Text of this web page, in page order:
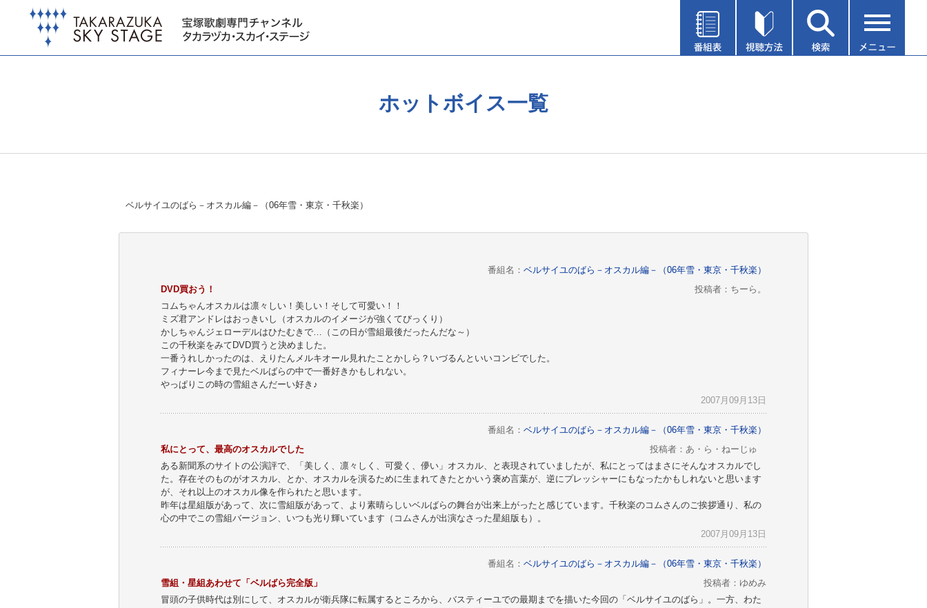
ホットボイス一覧
ベルサイユのばら－オスカル編－（06年雪・東京・千秋楽）
番組名： ベルサイユのばら－オスカル編－（06年雪・東京・千秋楽）
DVD買おう！
投稿者：ちーら。
コムちゃんオスカルは凛々しい！美しい！そして可愛い！！
ミズ君アンドレはおっきいし（オスカルのイメージが強くてびっくり）
かしちゃんジェローデルはひたむきで…（この日が雪組最後だったんだな～）
この千秋楽をみてDVD買うと決めました。
一番うれしかったのは、えりたんメルキオール見れたことかしら？いづるんといいコンビでした。
フィナーレ今まで見たベルばらの中で一番好きかもしれない。
やっぱりこの時の雪組さんだーい好き♪
2007月09月13日
番組名： ベルサイユのばら－オスカル編－（06年雪・東京・千秋楽）
私にとって、最高のオスカルでした
投稿者：あ・ら・ねーじゅ
ある新聞系のサイトの公演評で、「美しく、凛々しく、可愛く、儚い」オスカル、と表現されていましたが、私にとってはまさにそんなオスカルでし
た。存在そのものがオスカル、とか、オスカルを演るために生まれてきたとかいう褒め言葉が、逆にプレッシャーにもなったかもしれないと思います
が、それ以上のオスカル像を作られたと思います。
昨年は星組版があって、次に雪組版があって、より素晴らしいベルばらの舞台が出来上がったと感じています。千秋楽のコムさんのご挨拶通り、私の
心の中でこの雪組バージョン、いつも光り輝いています（コムさんが出演なさった星組版も）。
2007月09月13日
番組名： ベルサイユのばら－オスカル編－（06年雪・東京・千秋楽）
雪組・星組あわせて「ベルばら完全版」
投稿者：ゆめみ
冒頭の子供時代は別にして、オスカルが衛兵隊に転属するところから、バスティーユでの最期までを描いた今回の「ベルサイユのばら」。一方、わた